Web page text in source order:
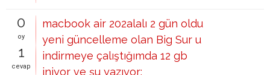
0
oy
1
cevap
macbook air 202alalı 2 gün oldu
yeni güncelleme olan Big Sur u
indirmeye çalıştığımda 12 gb
iniyor ve şu yazıyor: